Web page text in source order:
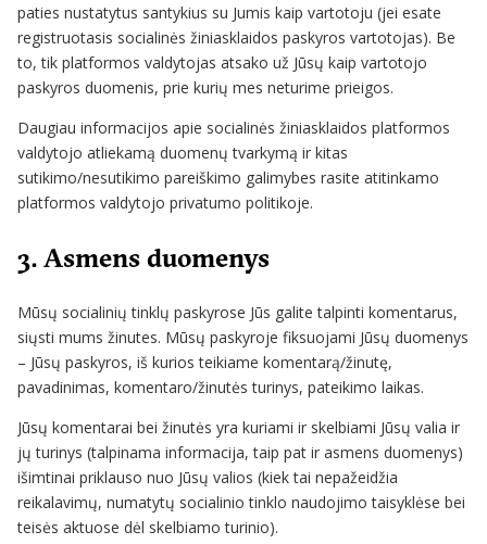
paties nustatytus santykius su Jumis kaip vartotoju (jei esate
registruotasis socialinės žiniasklaidos paskyros vartotojas). Be
to, tik platformos valdytojas atsako už Jūsų kaip vartotojo
paskyros duomenis, prie kurių mes neturime prieigos.
Daugiau informacijos apie socialinės žiniasklaidos platformos
valdytojo atliekamą duomenų tvarkymą ir kitas
sutikimo/nesutikimo pareiškimo galimybes rasite atitinkamo
platformos valdytojo privatumo politikoje.
3. Asmens duomenys
Mūsų socialinių tinklų paskyrose Jūs galite talpinti komentarus,
siųsti mums žinutes. Mūsų paskyroje fiksuojami Jūsų duomenys
– Jūsų paskyros, iš kurios teikiame komentarą/žinutę,
pavadinimas, komentaro/žinutės turinys, pateikimo laikas.
Jūsų komentarai bei žinutės yra kuriami ir skelbiami Jūsų valia ir
jų turinys (talpinama informacija, taip pat ir asmens duomenys)
išimtinai priklauso nuo Jūsų valios (kiek tai nepažeidžia
reikalavimų, numatytų socialinio tinklo naudojimo taisyklėse bei
teisės aktuose dėl skelbiamo turinio).